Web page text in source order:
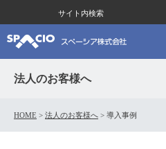
サイト内検索
法人のお客様へ
HOME > 法人のお客様へ > 導入事例